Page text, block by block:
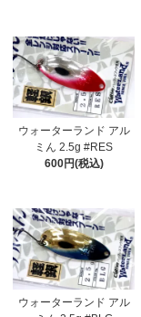
ウォーターランド アル
ミん 2.5g #RES
600円(税込)
ウォーターランド アル